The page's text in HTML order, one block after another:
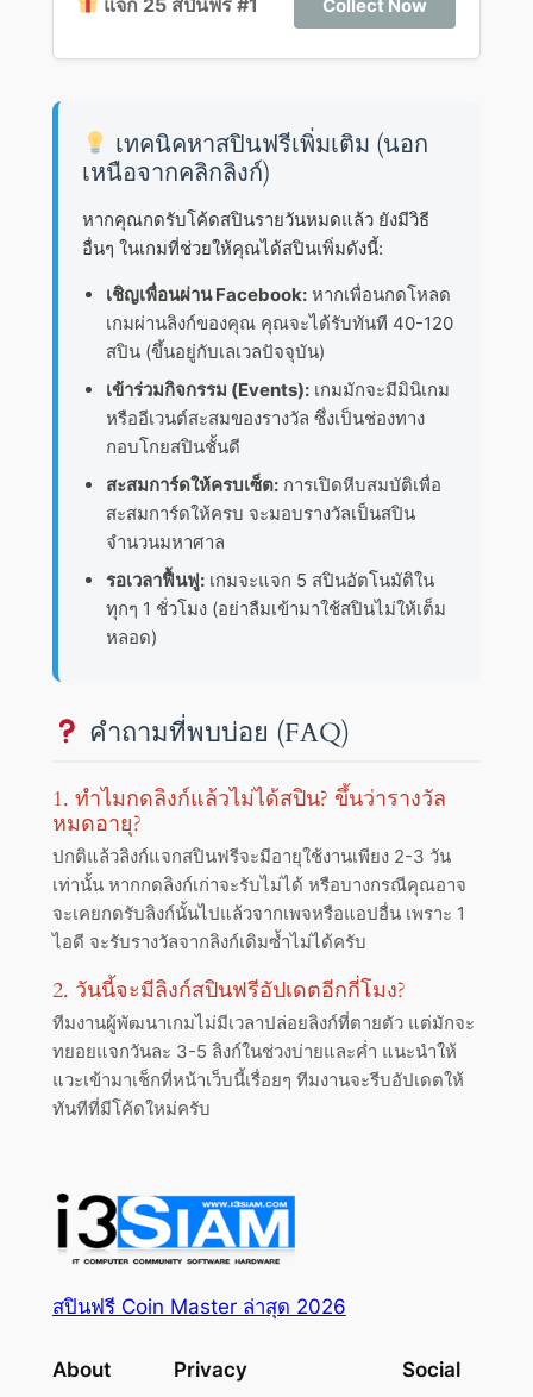
Collect Now
เทคนิคหาสปินฟรีเพิ่มเติม (นอก
เหนือจากคลิกลิงก์)
หากคุณกดรับโค้ดสปินรายวันหมดแล้ว ยังมีวิธี
อื่นๆ ในเกมที่ช่วยให้คุณได้สปินเพิ่มดังนี้:
เชิญเพื่อนผ่าน Facebook:หากเพื่อนกดโหลด
เกมผ่านลิงก์ของคุณ คุณจะได้รับทันที 40-120
สปิน (ขึ้นอยู่กับเลเวลปัจจุบัน)
เข้าร่วมกิจกรรม (Events):เกมมักจะมีมินิเกม
หรืออีเวนต์สะสมของรางวัล ซึ่งเป็นช่องทาง
กอบโกยสปินชั้นดี
สะสมการ์ดให้ครบเซ็ต:การเปิดหีบสมบัติเพื่อ
สะสมการ์ดให้ครบ จะมอบรางวัลเป็นสปิน
จำนวนมหาศาล
รอเวลาฟื้นฟู:เกมจะแจก 5 สปินอัตโนมัติใน
ทุกๆ 1 ชั่วโมง (อย่าลืมเข้ามาใช้สปินไม่ให้เต็ม
หลอด)
คำถามที่พบบ่อย (FAQ)
1. ทำไมกดลิงก์แล้วไม่ได้สปิน? ขึ้นว่ารางวัล
หมดอายุ?
ปกติแล้วลิงก์แจกสปินฟรีจะมีอายุใช้งานเพียง 2-3 วัน
เท่านั้น หากกดลิงก์เก่าจะรับไม่ได้ หรือบางกรณีคุณอาจ
จะเคยกดรับลิงก์นั้นไปแล้วจากเพจหรือแอปอื่น เพราะ 1
ไอดี จะรับรางวัลจากลิงก์เดิมซ้ำไม่ได้ครับ
2. วันนี้จะมีลิงก์สปินฟรีอัปเดตอีกกี่โมง?
ทีมงานผู้พัฒนาเกมไม่มีเวลาปล่อยลิงก์ที่ตายตัว แต่มักจะ
ทยอยแจกวันละ 3-5 ลิงก์ในช่วงบ่ายและค่ำ แนะนำให้
แวะเข้ามาเช็กที่หน้าเว็บนี้เรื่อยๆ ทีมงานจะรีบอัปเดตให้
ทันทีที่มีโค้ดใหม่ครับ
สปินฟรี Coin Master ล่าสุด 2026
About Privacy Social